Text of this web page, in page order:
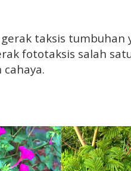
taksis
fototaksis salah